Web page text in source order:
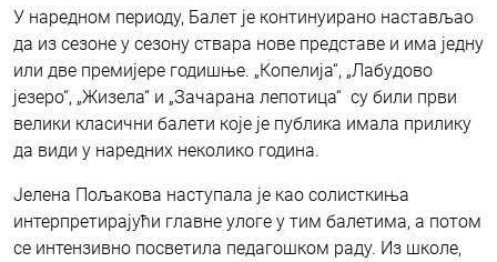
У наредном периоду, Балет је континуирано настављао
да из сезоне у сезону ствара нове представе и има једну
или две премијере годишње. „Копелија“, „Лабудово
језеро“, „Жизела“ и „Зачарана лепотица“ су били први
велики класични балети које је публика имала прилику
да види у наредних неколико година.
Јелена Пољакова наступала је као солисткиња
интерпретирајући главне улоге у тим балетима, а потом
се интензивно посветила педагошком раду. Из школе,